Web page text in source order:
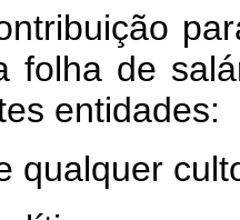
folha de
entidades:
qualquer